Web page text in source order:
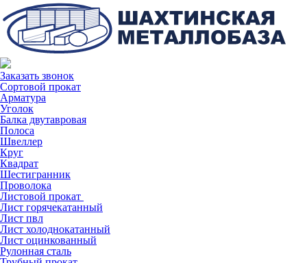
Заказать звонок
Сортовой прокат
Арматура
Уголок
Балка двутавровая
Полоса
Швеллер
Круг
Квадрат
Шестигранник
Проволока
Листовой прокат
Лист горячекатанный
Лист пвл
Лист холоднокатанный
Лист оцинкованный
Рулонная сталь